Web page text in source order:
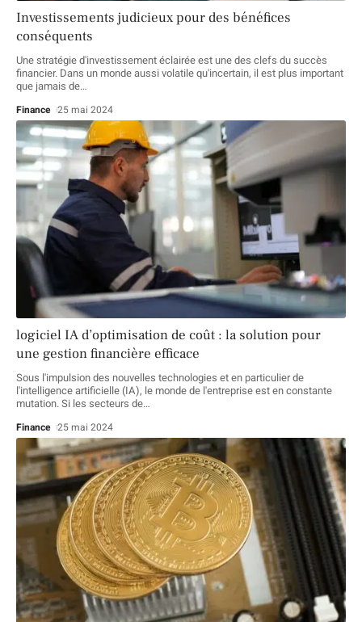
Investissements judicieux pour des bénéfices
conséquents
Une stratégie d'investissement éclairée est une des clefs du succès
financier. Dans un monde aussi volatile qu'incertain, il est plus important
que jamais de…
Finance 25 mai 2024
logiciel IA d’optimisation de coût : la solution pour
une gestion financière efficace
Sous l'impulsion des nouvelles technologies et en particulier de
l'intelligence artificielle (IA), le monde de l'entreprise est en constante
mutation. Si les secteurs de…
Finance 25 mai 2024